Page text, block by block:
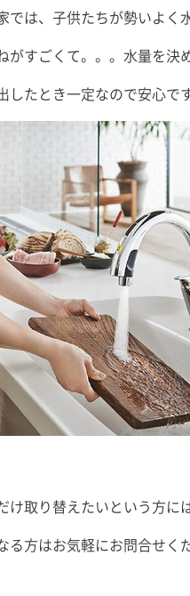
では、子供たちが勢いよく
がすごくて。。。水量を決
したとき一定なので安心で
け取り替えたいという方に
る方はお気軽にお問合せく